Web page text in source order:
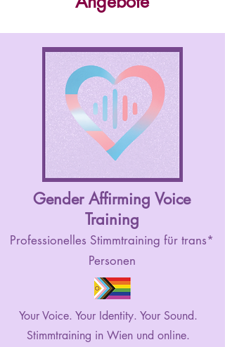
Gender Affirming Voice
Training
Professionelles Stimmtraining für trans*
Personen
Your Voice. Your Identity. Your Sound.
Stimmtraining in Wien und online.